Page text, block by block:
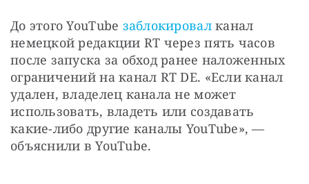
До этого YouTube заблокировал канал
немецкой редакции RT через пять часов
после запуска за обход ранее наложенных
ограничений на канал RT DE. «Если канал
удален, владелец канала не может
использовать, владеть или создавать
какие-либо другие каналы YouTube», —
объяснили в YouTube.